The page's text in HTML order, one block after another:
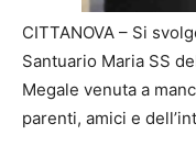
CITTANOVA – Si
Santuario Maria SS
Megale venuta a
parenti, amici e